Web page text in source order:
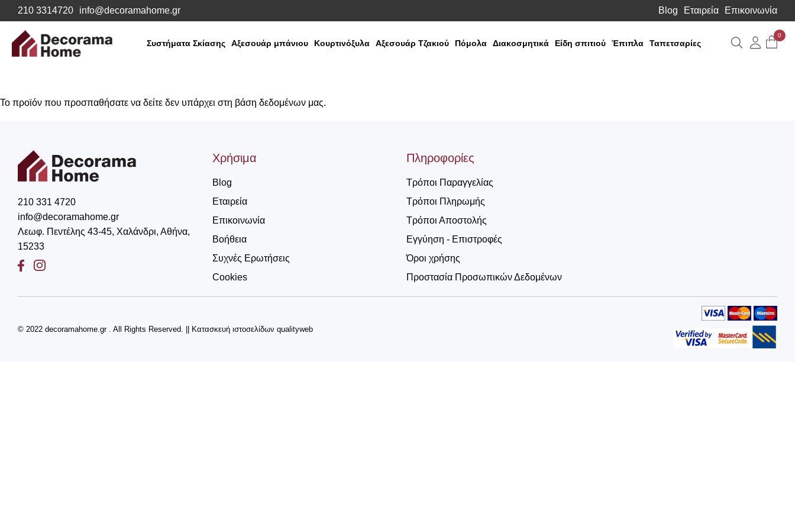
210 3314720 info@decoramahome.gr Blog Εταιρεία Επικοινωνία
Συστήματα Σκίασης Αξεσουάρ μπάνιου Κουρτινόξυλα Αξεσουάρ Τζακιού Πόμολα Διακοσμητικά Είδη σπιτιού Έπιπλα Ταπετσαρίες Αναζήτηση
0
Το προϊόν που προσπαθήσατε να δείτε δεν υπάρχει στη βάση δεδομένων μας.
210 331 4720
info@decoramahome.gr
Λεωφ. Πεντέλης 43-45, Χαλάνδρι, Αθήνα,
15233
FacebookInstagram
Χρήσιμα
Blog
Εταιρεία
Επικοινωνία
Βοήθεια
Συχνές Ερωτήσεις
Cookies
Πληροφορίες
Τρόποι Παραγγελίας
Τρόποι Πληρωμής
Τρόποι Αποστολής
Εγγύηση - Επιστροφές
Όροι χρήσης
Προστασία Προσωπικών Δεδομένων
© 2022 decoramahome.gr . All Rights Reserved. Κατασκευή ιστοσελίδων qualityweb